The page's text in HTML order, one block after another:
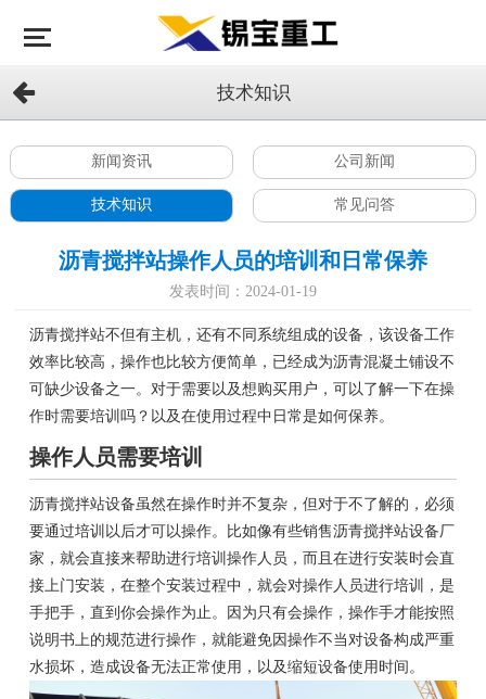
技术知识
新闻资讯 公司新闻
技术知识 常见问答
沥青搅拌站操作人员的培训和日常保养
发表时间：2024-01-19
沥青搅拌站不但有主机，还有不同系统组成的设备，该设备工作
效率比较高，操作也比较方便简单，已经成为沥青混凝土铺设不
可缺少设备之一。对于需要以及想购买用户，可以了解一下在操
作时需要培训吗？以及在使用过程中日常是如何保养。
操作人员需要培训
沥青搅拌站设备虽然在操作时并不复杂，但对于不了解的，必须
要通过培训以后才可以操作。比如像有些销售沥青搅拌站设备厂
家，就会直接来帮助进行培训操作人员，而且在进行安装时会直
接上门安装，在整个安装过程中，就会对操作人员进行培训，是
手把手，直到你会操作为止。因为只有会操作，操作手才能按照
说明书上的规范进行操作，就能避免因操作不当对设备构成严重
水损坏，造成设备无法正常使用，以及缩短设备使用时间。